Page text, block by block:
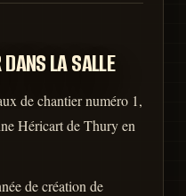
LA SALLE
de chantier numéro 1,
Héricart de Thury en
de création de